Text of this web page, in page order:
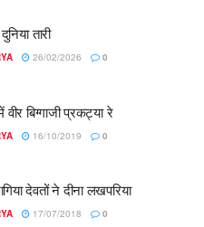
तारी
26/02/2026 0
वीर बिग्गाजी प्रकट्या रे
16/10/2019 0
देवतों ने दीना लखपरिया
17/07/2018 0